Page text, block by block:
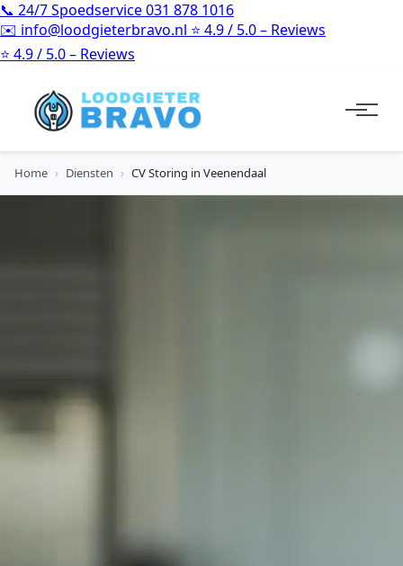
📞 24/7 Spoedservice031 878 1016
✉️ info@loodgieterbravo.nl ⭐ 4.9 / 5.0 – Reviews
⭐ 4.9 / 5.0 – Reviews
Home › Diensten › CV Storing in Veenendaal